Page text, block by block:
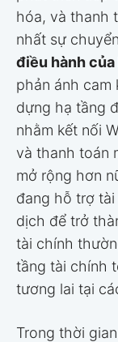
hóa, và thanh
nhất sự
điều hành
phản ánh cam
dựng hạ tầng
nhằm kết nối
và thanh toán
mở rộng hơn
đang hỗ trợ
dịch để trở
tài chính
tầng tài chính
tương lai tại
Trong thời